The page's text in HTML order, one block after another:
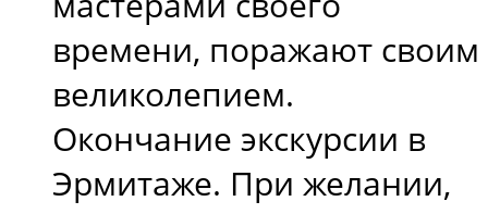
времени, поражают своим
великолепием.
Окончание экскурсии в
Эрмитаже. При желании,